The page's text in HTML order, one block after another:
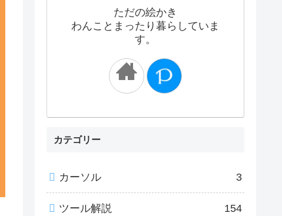
ただの絵かき
わんことまったり暮らしていま
す。
カテゴリー
カーソル 3
ツール解説 154